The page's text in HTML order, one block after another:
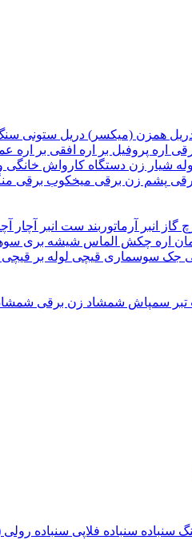
همزن (میکسر) دریل ستونی
اره پروفیل بر اره افقی بر اره
شیار زن دستگاه کارواش خانگی
پشم زن برقی میخکوب برقی
گاز انبر آرماتوربند ست انبر آچار
اره چکش الماس شیشه بری
جک سوسماری قیچی لوله بر قیچی
تبر سمپاش شمشاد زن برقی
سنباده سنباده فلاپی سنباده